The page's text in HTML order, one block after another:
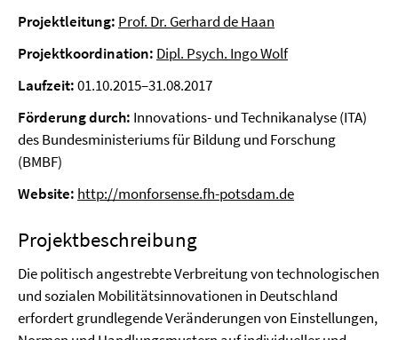
Projektleitung: Prof. Dr. Gerhard de Haan
Projektkoordination: Dipl. Psych. Ingo Wolf
Laufzeit:01.10.2015–31.08.2017
Förderung durch: Innovations- und Technikanalyse (ITA)
des Bundesministeriums für Bildung und Forschung
(BMBF)
Website: http://monforsense.fh-potsdam.de
Projektbeschreibung
Die politisch angestrebte Verbreitung von technologischen
und sozialen Mobilitätsinnovationen in Deutschland
erfordert grundlegende Veränderungen von Einstellungen,